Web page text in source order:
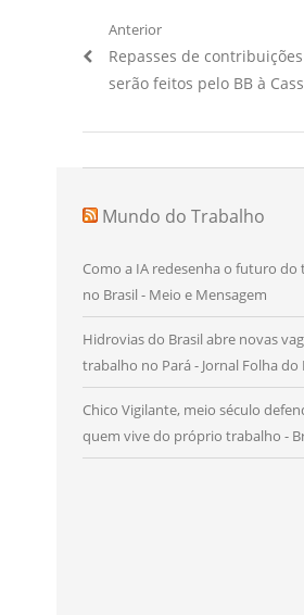
Navegação
de
Anterior
Artigo
Anterior:
Repasses de
serão feitos pelo BB à
Mundo do Trabalho
Como a IA redesenha o futuro do
no Brasil - Meio e Mensagem
Hidrovias do Brasil abre novas
trabalho no Pará - Jornal Folha do
Chico Vigilante, meio século
quem vive do próprio trabalho -